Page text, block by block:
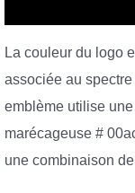
La couleur du logo
associée au
emblème utilise
marécageuse #
une combinaison